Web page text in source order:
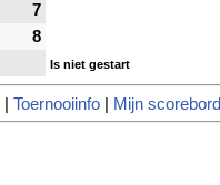
7
8
Is niet gestart
Toernooiinfo| Mijn scorebord